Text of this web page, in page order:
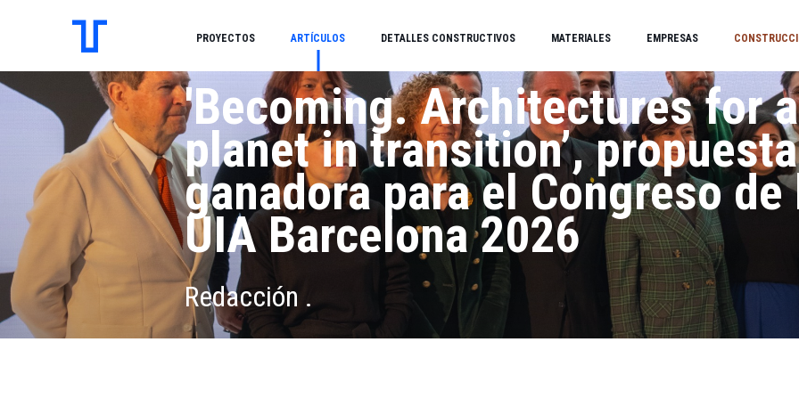
PROYECTOS ARTÍCULOS DETALLES CONSTRUCTIVOS MATERIALES EMPRESAS
'Becoming. Architectures for a
planet in transition’, propuesta
ganadora para el Congreso de
UIA Barcelona 2026
Redacción .